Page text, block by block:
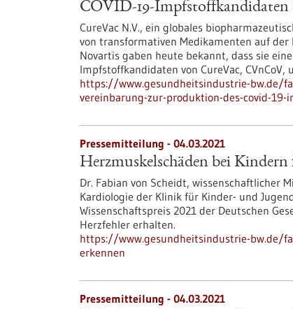
COVID-19-Impfstoffkandidaten
CureVac N.V., ein globales
von transformativen Medikamenten auf der
Novartis gaben heute bekannt, dass sie
Impfstoffkandidaten von CureVac, CVnCoV,
https://www.gesundheitsindustrie-bw.de/
vereinbarung-zur-produktion-des-covid-19-
Pressemitteilung - 04.03.2021
Herzmuskelschäden bei
Dr. Fabian von Scheidt, wissenschaftlicher
Kardiologie der Klinik für Kinder- und
Wissenschaftspreis 2021 der Deutschen
Herzfehler erhalten.
https://www.gesundheitsindustrie-bw.de/
erkennen
Pressemitteilung - 04.03.2021